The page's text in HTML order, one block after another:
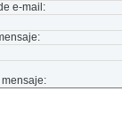
e-mail:
mensaje: